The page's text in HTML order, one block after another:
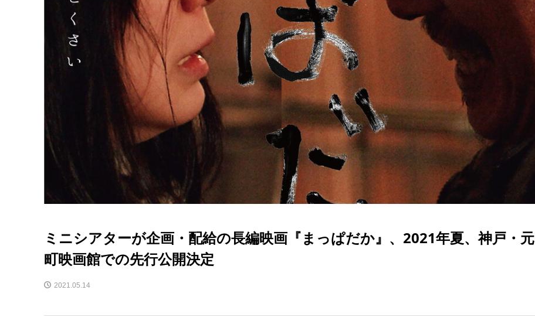
ミニシアターが企画・配給の長編映画『まっぱだか』、2021年夏、神戸・元
町映画館での先行公開決定
2021.05.14